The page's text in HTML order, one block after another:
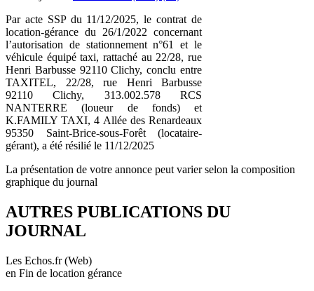
Par acte SSP du 11/12/2025, le contrat de
location-gérance du 26/1/2022 concernant
l’autorisation de stationnement n°61 et le
véhicule équipé taxi, rattaché au 22/28, rue
Henri Barbusse 92110 Clichy, conclu entre
TAXITEL, 22/28, rue Henri Barbusse
92110 Clichy, 313.002.578 RCS
NANTERRE (loueur de fonds) et
K.FAMILY TAXI, 4 Allée des Renardeaux
95350 Saint-Brice-sous-Forêt (locataire-
gérant), a été résilié le 11/12/2025
La présentation de votre annonce peut varier selon la composition
graphique du journal
AUTRES PUBLICATIONS DU
JOURNAL
Les Echos.fr (Web)
en Fin de location gérance